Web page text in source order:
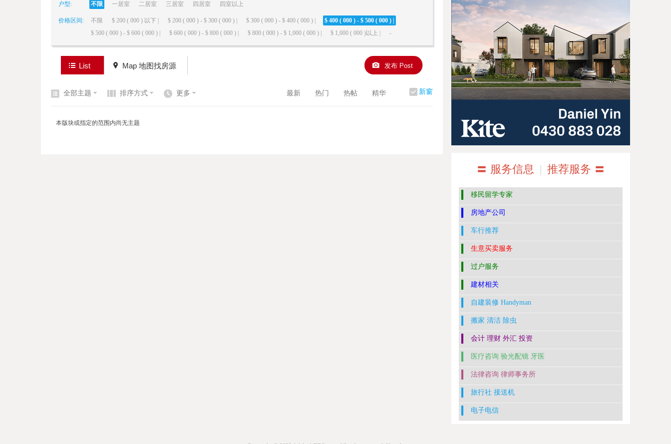
户型: 不限 一居室 二居室 三居室 四居室 四室以上
价格区间: 不限 $ 200 ( 000 ) 以下 | $ 200 ( 000 ) - $ 300 ( 000 ) | $ 300 ( 000 ) - $ 400 ( 000 ) |
$ 400 ( 000 ) - $ 500 ( 000 ) |
$ 500 ( 000 ) - $ 600 ( 000 ) |
$ 600 ( 000 ) - $ 800 ( 000 ) | $ 800 ( 000 ) - $ 1,000 ( 000 ) | $ 1,000 ( 000 )以上 | -
List Map 地图找房源 发布 Post
新窗
全部主题 排序方式 更多 最新 热门 热帖 精华
本版块或指定的范围内尚无主题
〓 服务信息 | 推荐服务 〓
移民留学专家
房地产公司
车行推荐
生意买卖服务
过户服务
建材相关
自建装修 Handyman
搬家 清洁 除虫
会计 理财 外汇 投资
医疗咨询 验光配镜 牙医
法律咨询 律师事务所
旅行社 接送机
电子电信